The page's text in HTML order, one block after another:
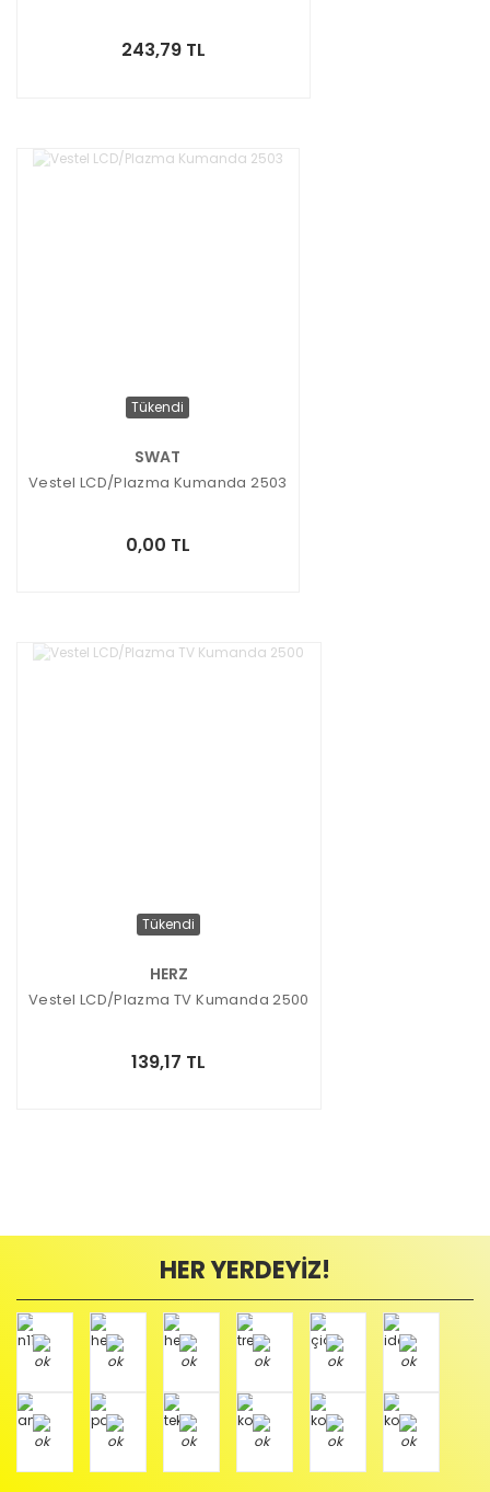
243,79 TL
Tükendi
SWAT
Vestel LCD/Plazma Kumanda 2503
0,00 TL
Tükendi
HERZ
Vestel LCD/Plazma TV Kumanda 2500
139,17 TL
HER YERDEYİZ!